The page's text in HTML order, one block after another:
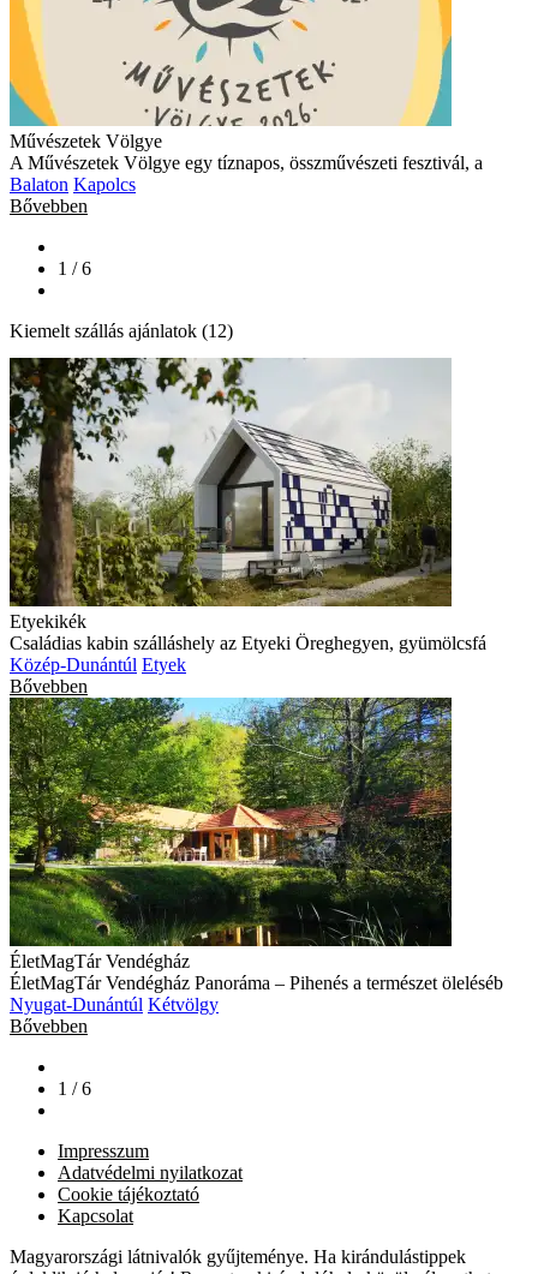
Művészetek Völgye
A Művészetek Völgye egy tíznapos, összművészeti fesztivál, a
Balaton Kapolcs
Bővebben
1 / 6
Kiemelt szállás ajánlatok (12)
Etyekikék
Családias kabin szálláshely az Etyeki Öreghegyen, gyümölcsfá
Közép-Dunántúl Etyek
Bővebben
ÉletMagTár Vendégház
ÉletMagTár Vendégház Panoráma – Pihenés a természet öleléséb
Nyugat-Dunántúl Kétvölgy
Bővebben
1 / 6
Impresszum
Adatvédelmi nyilatkozat
Cookie tájékoztató
Kapcsolat
Magyarországi látnivalók gyűjteménye. Ha kirándulástippek